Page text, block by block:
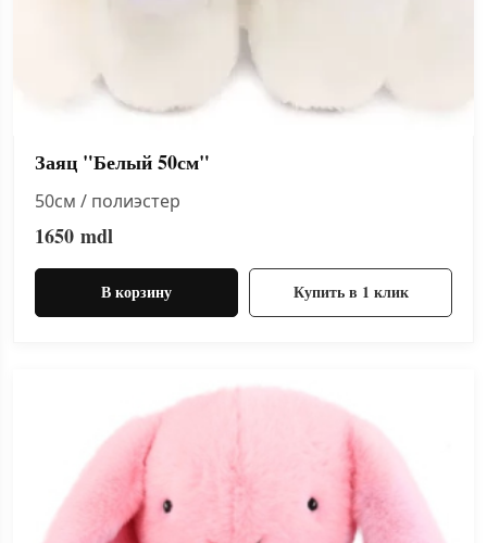
Заяц "Белый 50см"
50см / полиэстер
1650 mdl
В корзину Купить в 1 клик